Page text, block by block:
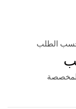
حسب الطلب
المخصصة